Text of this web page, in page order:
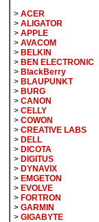
> ACER
> ALIGATOR
> APPLE
> AVACOM
> BELKIN
> BEN ELECTRONIC
> BlackBerry
> BLAUPUNKT
> BURG
> CANON
> CELLY
> COWON
> CREATIVE LABS
> DELL
> DICOTA
> DIGITUS
> DYNAVIX
> EMGETON
> EVOLVE
> FORTRON
> GARMIN
> GIGABYTE